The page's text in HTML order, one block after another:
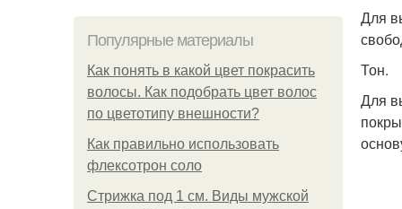
Популярные материалы
Как понять в какой цвет покрасить
волосы. Как подобрать цвет волос
по цветотипу внешности?
Как правильно использовать
флексотрон соло
Стрижка под 1 см. Виды мужской
Для
Тон.
Для